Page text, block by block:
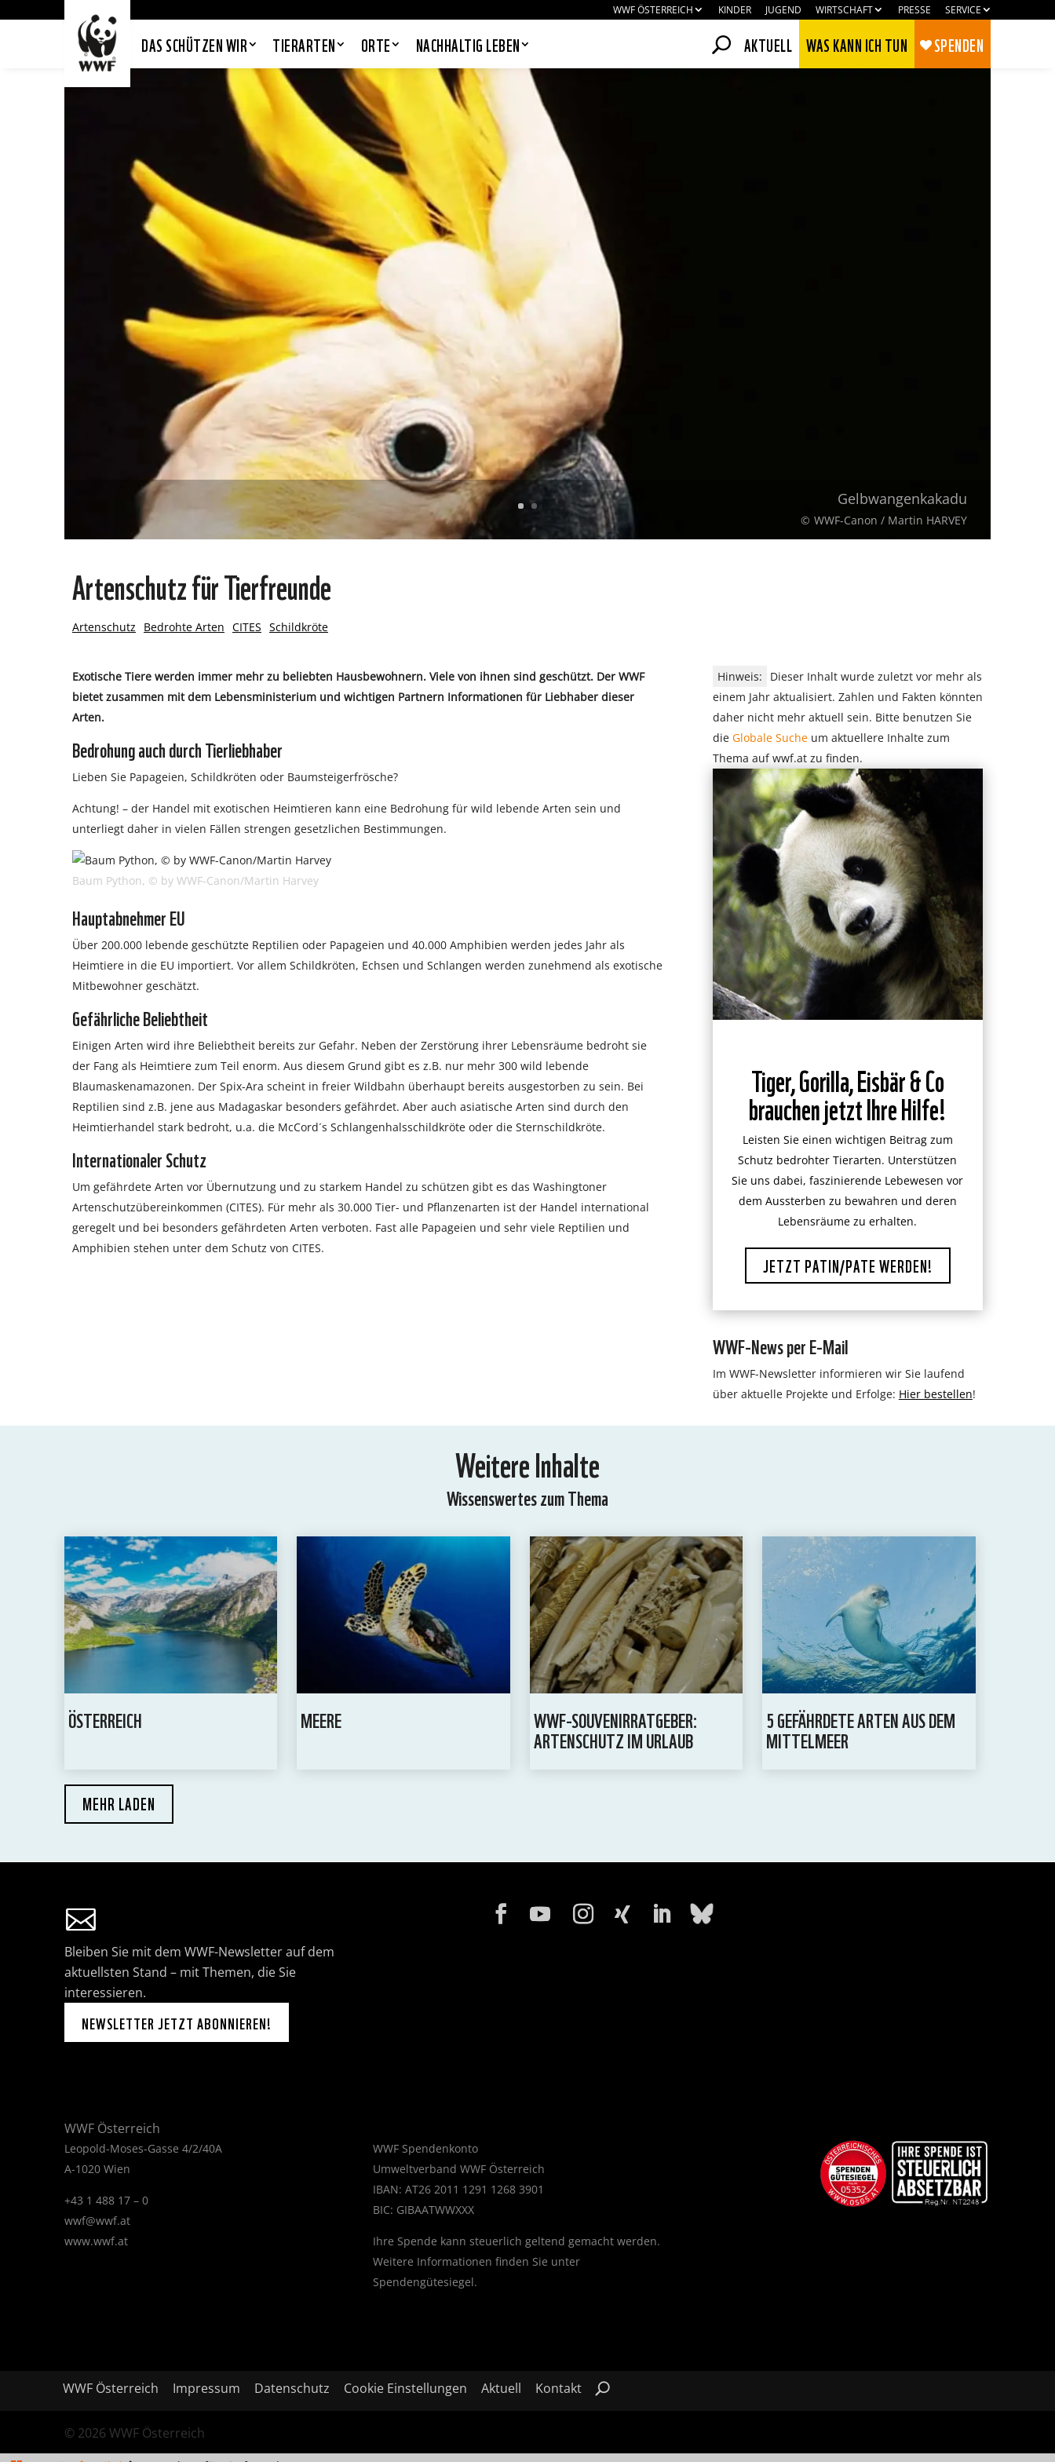
WWF ÖSTERREICH KINDER JUGEND WIRTSCHAFT PRESSE SERVICE
DAS SCHÜTZEN WIR TIERARTEN ORTE NACHHALTIG LEBEN AKTUELL WAS KANN ICH TUN SPENDEN
Gelbwangenkakadu
WWF-Canon / Martin HARVEY
Artenschutz für Tierfreunde
Artenschutz Bedrohte Arten CITES Schildkröte
Exotische Tiere werden immer mehr zu beliebten Hausbewohnern. Viele von ihnen sind geschützt. Der WWF
bietet zusammen mit dem Lebensministerium und wichtigen Partnern Informationen für Liebhaber dieser
Arten.
Bedrohung auch durch Tierliebhaber
Lieben Sie Papageien, Schildkröten oder Baumsteigerfrösche?
Achtung! – der Handel mit exotischen Heimtieren kann eine Bedrohung für wild lebende Arten sein und
unterliegt daher in vielen Fällen strengen gesetzlichen Bestimmungen.
Baum Python, © by WWF-Canon/Martin Harvey
Hauptabnehmer EU
Über 200.000 lebende geschützte Reptilien oder Papageien und 40.000 Amphibien werden jedes Jahr als
Heimtiere in die EU importiert. Vor allem Schildkröten, Echsen und Schlangen werden zunehmend als exotische
Mitbewohner geschätzt.
Gefährliche Beliebtheit
Einigen Arten wird ihre Beliebtheit bereits zur Gefahr. Neben der Zerstörung ihrer Lebensräume bedroht sie
der Fang als Heimtiere zum Teil enorm. Aus diesem Grund gibt es z.B. nur mehr 300 wild lebende
Blaumaskenamazonen. Der Spix-Ara scheint in freier Wildbahn überhaupt bereits ausgestorben zu sein. Bei
Reptilien sind z.B. jene aus Madagaskar besonders gefährdet. Aber auch asiatische Arten sind durch den
Heimtierhandel stark bedroht, u.a. die McCord´s Schlangenhalsschildkröte oder die Sternschildkröte.
Internationaler Schutz
Um gefährdete Arten vor Übernutzung und zu starkem Handel zu schützen gibt es das Washingtoner
Artenschutzübereinkommen (CITES). Für mehr als 30.000 Tier- und Pflanzenarten ist der Handel international
geregelt und bei besonders gefährdeten Arten verboten. Fast alle Papageien und sehr viele Reptilien und
Amphibien stehen unter dem Schutz von CITES.
Hinweis:
Dieser Inhalt wurde zuletzt vor mehr als
einem Jahr aktualisiert. Zahlen und Fakten könnten
daher nicht mehr aktuell sein. Bitte benutzen Sie
die Globale Sucheum aktuellere Inhalte zum
Thema auf wwf.at zu finden.
Tiger, Gorilla, Eisbär & Co
brauchen jetzt Ihre Hilfe!
Leisten Sie einen wichtigen Beitrag zum
Schutz bedrohter Tierarten. Unterstützen
Sie uns dabei, faszinierende Lebewesen vor
dem Aussterben zu bewahren und deren
Lebensräume zu erhalten.
JETZT PATIN/PATE WERDEN!
WWF-News per E-Mail
Im WWF-Newsletter informieren wir Sie laufend
über aktuelle Projekte und Erfolge: Hier bestellen!
Weitere Inhalte
Wissenswertes zum Thema
ÖSTERREICH MEERE WWF-SOUVENIRRATGEBER:
ARTENSCHUTZ IM URLAUB
5 GEFÄHRDETE ARTEN AUS DEM
MITTELMEER
MEHR LADEN
Bleiben Sie mit dem WWF-Newsletter auf dem
aktuellsten Stand – mit Themen, die Sie
interessieren.
NEWSLETTER JETZT ABONNIEREN!
WWF Österreich
Leopold-Moses-Gasse 4/2/40A
A-1020 Wien
+43 1 488 17 – 0
wwf@wwf.at
www.wwf.at
WWF Spendenkonto
Umweltverband WWF Österreich
IBAN: AT26 2011 1291 1268 3901
BIC: GIBAATWWXXX
Ihre Spende kann steuerlich geltend gemacht werden.
Weitere Informationen finden Sie unter
Spendengütesiegel.
WWF Österreich Impressum Datenschutz Cookie Einstellungen Aktuell Kontakt
© 2026 WWF Österreich
PANDAS LIEBEN COOKIES, WIR
AUCH!
Cookies helfen unser Angebot
nutzerfreundlich zu gestalten & erlauben
uns eine Analyse der Zugriffe auf die
Website. Infos dazu findest du in unserer
Datenschutzerklärung. Unter
Einstellungen
kannst du verwalten,
welche Art von Cookies gesetzt werden.
Deine Auswahl kannst du über den
entsprechenden Link im Footer der
Website jederzeit widerrufen.